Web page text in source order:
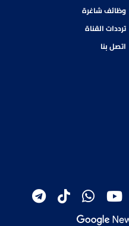
وظائف شاغرة
ترددات القناة
اتصل بنا